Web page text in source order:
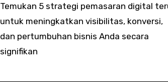
Temukan 5 strategi pemasaran digital teruji
untuk meningkatkan visibilitas, konversi,
dan pertumbuhan bisnis Anda secara
signifikan